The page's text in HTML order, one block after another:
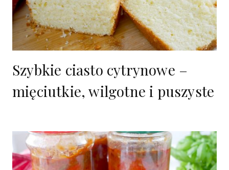
Szybkie ciasto cytrynowe –
mięciutkie, wilgotne i puszyste